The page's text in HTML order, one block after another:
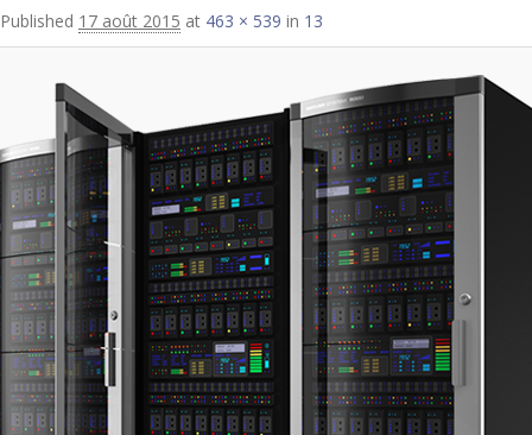
Published 17 août 2015 at 463 × 539 in 13